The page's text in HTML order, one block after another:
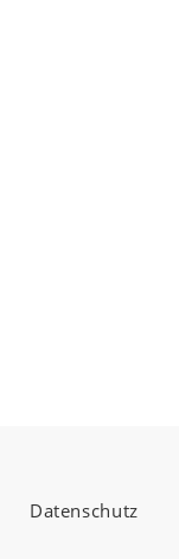
Datenschutz